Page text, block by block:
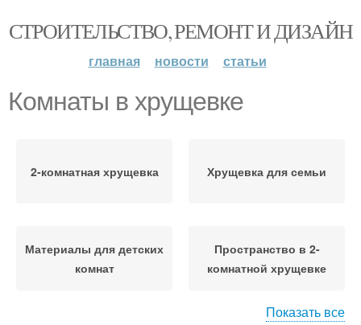
СТРОИТЕЛЬСТВО, РЕМОНТ И ДИЗАЙН
главная новости статьи
Комнаты в хрущевке
2-комнатная хрущевка Хрущевка для семьи
Материалы для детских
комнат
Пространство в 2-
комнатной хрущевке
Показать все